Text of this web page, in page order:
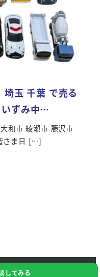
玉 千葉 で売る
いずみ中…
和市 綾瀬市 藤沢市
さま日 […]
Daikichi
してみる